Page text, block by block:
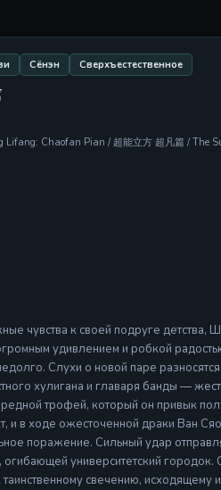
Сёнэн Сверхъестественное
Lifang: Chaofan Pian / 超能立方 超凡篇 / The
чувства к своей подруге детства,
удивлением и робкой
Слухи о новой паре
хулигана и главаря банды —
трофей, который он привык
и в ходе ожесточенной драки Ван
поражение. Сильный удар
университетский
свечению, исходящему